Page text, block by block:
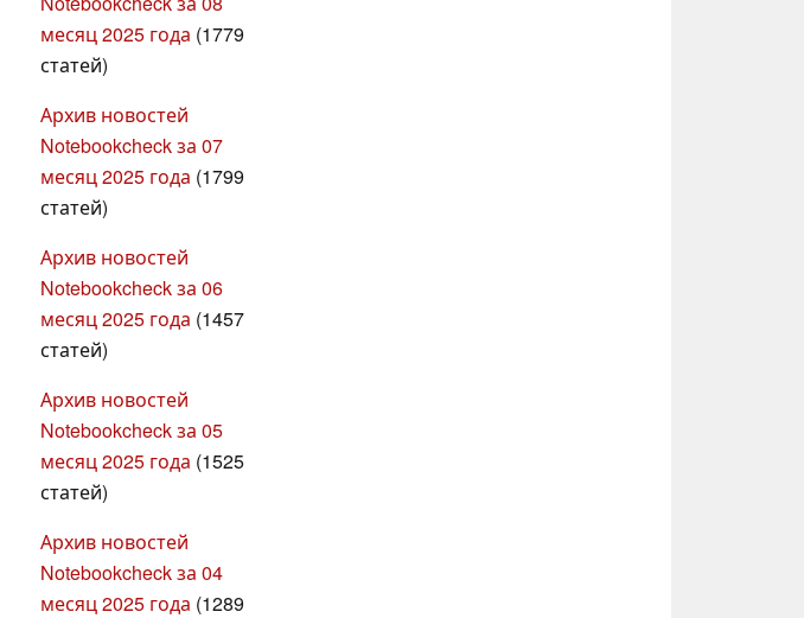
месяц 2025 года (1779
статей)
Архив новостей
Notebookcheck за 07
месяц 2025 года (1799
статей)
Архив новостей
Notebookcheck за 06
месяц 2025 года (1457
статей)
Архив новостей
Notebookcheck за 05
месяц 2025 года (1525
статей)
Архив новостей
Notebookcheck за 04
месяц 2025 года (1289